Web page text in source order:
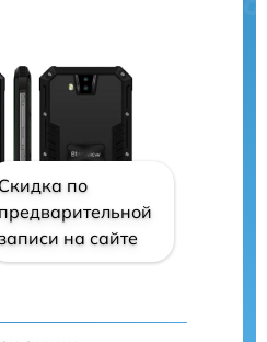
Скидка по
предварительной
на сайте